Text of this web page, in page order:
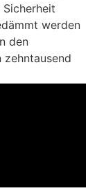
werden
den
zehntausend